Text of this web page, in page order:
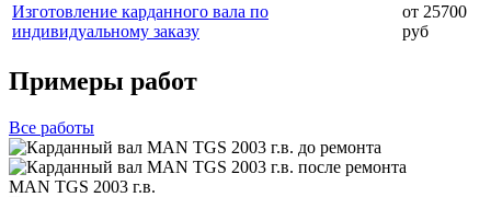
Изготовление карданного вала по
индивидуальному заказу
от 25700
руб
Примеры работ
Все работы
MAN TGS 2003 г.в.